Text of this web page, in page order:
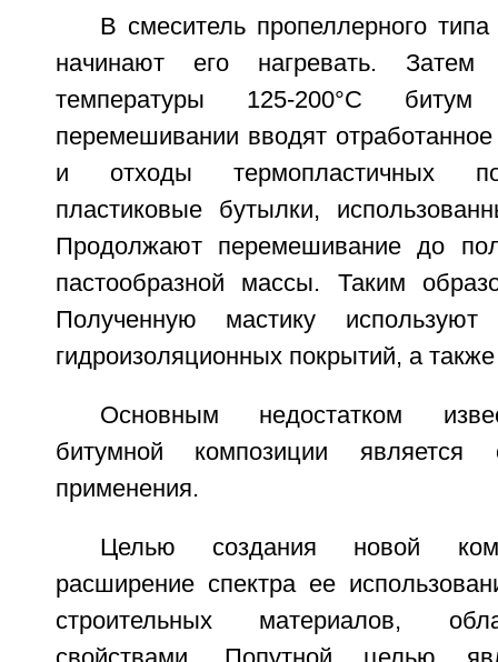
В смеситель пропеллерного
начинают его нагревать.
температуры 125-200°C
перемешивании вводят
и отходы термопластичных
пластиковые бутылки,
Продолжают перемешивание до
пастообразной массы. Таким
Полученную мастику используют
гидроизоляционных покрытий, а
Основным недостатком
битумной композиции является
применения.
Целью создания новой
расширение спектра ее
строительных материалов,